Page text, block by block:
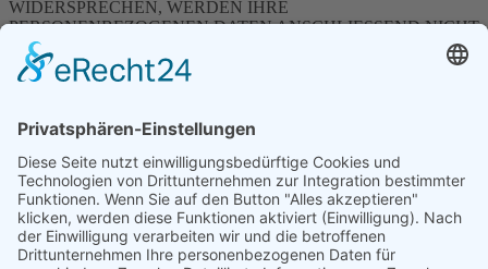
WIDERSPRECHEN, WERDEN IHRE
PERSONENBEZOGENEN DATEN ANSCHLIESSEND NICHT
MEHR ZUM ZWECKE DER DIREKTWERBUNG
VERWENDET (WIDERSPRUCH NACH ART. 21 ABS. 2
DSGVO).
Beschwerde­recht bei der zuständigen Aufsichts­behörde
Im Falle von Verstößen gegen die DSGVO steht den Betroffenen
ein Beschwerderecht bei einer Aufsichtsbehörde, insbesondere in
dem Mitgliedstaat ihres gewöhnlichen Aufenthalts, ihres
Arbeitsplatzes oder des Orts des mutmaßlichen Verstoßes zu. Das
Beschwerderecht besteht unbeschadet anderweitiger
verwaltungsrechtlicher oder gerichtlicher Rechtsbehelfe.